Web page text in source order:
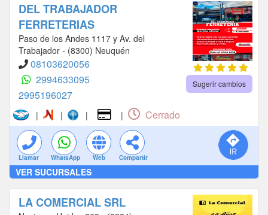
DEL TRABAJADOR
FERRETERIAS
Paso de los Andes 1117 y Av. del
Trabajador - (8300) Neuquén
08103620056
2994633095
2995196027
Sugerir cambios
| | | | Cerrado
Llamar WhatsApp Web Compartir
VER SUCURSALES
LA COMERCIAL SRL